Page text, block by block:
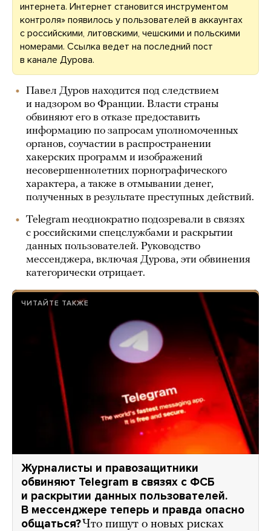
интернета. Интернет становится инструментом
контроля» появилось у пользователей в аккаунтах
с российскими, литовскими, чешскими и польскими
номерами. Ссылка ведет на последний пост
в канале Дурова.
Павел Дуров находится под следствием
и надзором во Франции. Власти страны
обвиняют его в отказе предоставить
информацию по запросам уполномоченных
органов, соучастии в распространении
хакерских программ и изображений
несовершеннолетних порнографического
характера, а также в отмывании денег,
полученных в результате преступных действий.
Telegram неоднократно подозревали в связях
с российскими спецслужбами и раскрытии
данных пользователей. Руководство
мессенджера, включая Дурова, эти обвинения
категорически отрицает.
ЧИТАЙТЕ ТАКЖЕ
Журналисты и правозащитники
обвиняют Telegram в связях с ФСБ
и раскрытии данных пользователей.
В мессенджере теперь и правда опасно
общаться?Что пишут о новых рисках